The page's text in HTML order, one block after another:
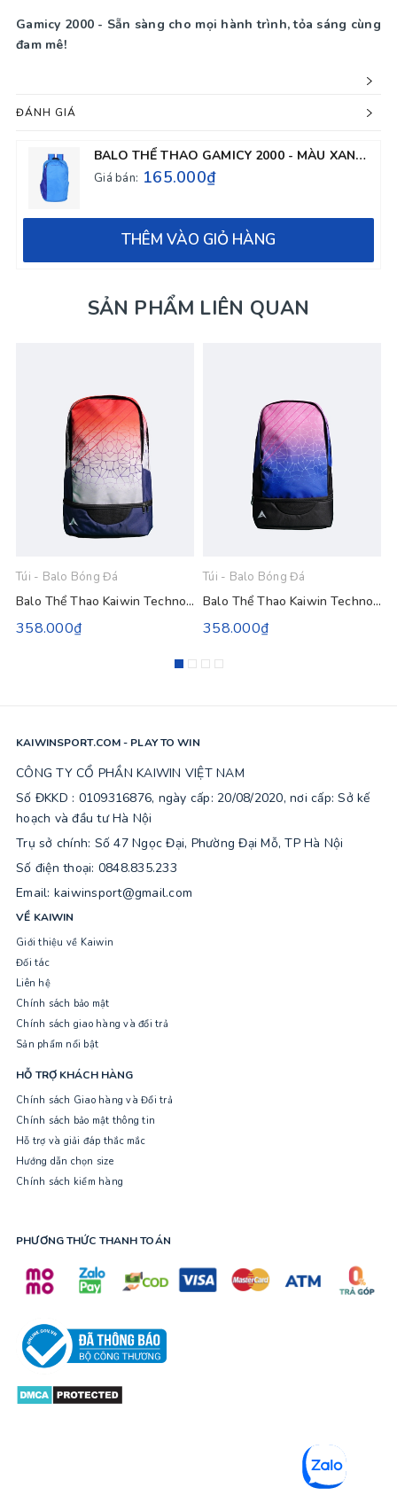
Gamicy 2000 - Sẵn sàng cho mọi hành trình, tỏa sáng cùng
đam mê!
ĐÁNH GIÁ
BALO THỂ THAO GAMICY 2000 - MÀU XANH DA
Giá bán: 165.000₫
THÊM VÀO GIỎ HÀNG
SẢN PHẨM LIÊN QUAN
Túi - Balo Bóng Đá
Balo Thể Thao Kaiwin Technology - Màu Kem Sữa
358.000₫
Túi - Balo Bóng Đá
Balo Thể Thao Kaiwin Technology - Màu Xanh Da
358.000₫
KAIWINSPORT.COM - PLAY TO WIN
CÔNG TY CỔ PHẦN KAIWIN VIỆT NAM
Số ĐKKD : 0109316876, ngày cấp: 20/08/2020, nơi cấp: Sở kế
hoạch và đầu tư Hà Nội
Trụ sở chính: Số 47 Ngọc Đại, Phường Đại Mỗ, TP Hà Nội
Số điện thoại: 0848.835.233
Email: kaiwinsport@gmail.com
VỀ KAIWIN
Giới thiệu về Kaiwin
Đối tác
Liên hệ
Chính sách bảo mật
Chính sách giao hàng và đổi trả
Sản phẩm nổi bật
HỖ TRỢ KHÁCH HÀNG
Chính sách Giao hàng và Đổi trả
Chính sách bảo mật thông tin
Hỗ trợ và giải đáp thắc mắc
Hướng dẫn chọn size
Chính sách kiểm hàng
PHƯƠNG THỨC THANH TOÁN